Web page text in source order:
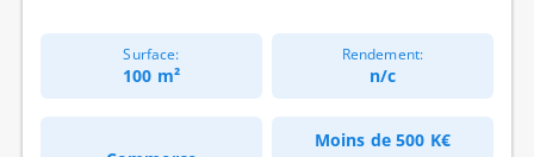
Surface:
100 m²
Rendement:
n/c
Moins de500 K€